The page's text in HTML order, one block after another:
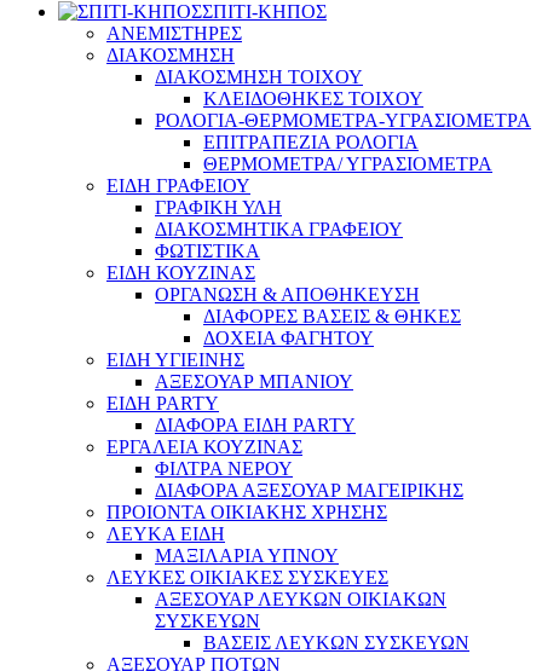
ΣΠΙΤΙ-ΚΗΠΟΣ
ΑΝΕΜΙΣΤΗΡΕΣ
ΔΙΑΚΟΣΜΗΣΗ
ΔΙΑΚΟΣΜΗΣΗ ΤΟΙΧΟΥ
ΚΛΕΙΔΟΘΗΚΕΣ ΤΟΙΧΟΥ
ΡΟΛΟΓΙΑ-ΘΕΡΜΟΜΕΤΡΑ-ΥΓΡΑΣΙΟΜΕΤΡΑ
ΕΠΙΤΡΑΠΕΖΙΑ ΡΟΛΟΓΙΑ
ΘΕΡΜΟΜΕΤΡΑ/ ΥΓΡΑΣΙΟΜΕΤΡΑ
ΕΙΔΗ ΓΡΑΦΕΙΟΥ
ΓΡΑΦΙΚΗ ΥΛΗ
ΔΙΑΚΟΣΜΗΤΙΚΑ ΓΡΑΦΕΙΟΥ
ΦΩΤΙΣΤΙΚΑ
ΕΙΔΗ ΚΟΥΖΙΝΑΣ
ΟΡΓΑΝΩΣΗ & ΑΠΟΘΗΚΕΥΣΗ
ΔΙΑΦΟΡΕΣ ΒΑΣΕΙΣ & ΘΗΚΕΣ
ΔΟΧΕΙΑ ΦΑΓΗΤΟΥ
ΕΙΔΗ ΥΓΙΕΙΝΗΣ
ΑΞΕΣΟΥΑΡ ΜΠΑΝΙΟΥ
ΕΙΔΗ PARTY
ΔΙΑΦΟΡΑ ΕΙΔΗ PARTY
ΕΡΓΑΛΕΙΑ ΚΟΥΖΙΝΑΣ
ΦΙΛΤΡΑ ΝΕΡΟΥ
ΔΙΑΦΟΡΑ ΑΞΕΣΟΥΑΡ ΜΑΓΕΙΡΙΚΗΣ
ΠΡΟΙΟΝΤΑ ΟΙΚΙΑΚΗΣ ΧΡΗΣΗΣ
ΛΕΥΚΑ ΕΙΔΗ
ΜΑΞΙΛΑΡΙΑ ΥΠΝΟΥ
ΛΕΥΚΕΣ ΟΙΚΙΑΚΕΣ ΣΥΣΚΕΥΕΣ
ΑΞΕΣΟΥΑΡ ΛΕΥΚΩΝ ΟΙΚΙΑΚΩΝ
ΣΥΣΚΕΥΩΝ
ΒΑΣΕΙΣ ΛΕΥΚΩΝ ΣΥΣΚΕΥΩΝ
ΑΞΕΣΟΥΑΡ ΠΟΤΩΝ